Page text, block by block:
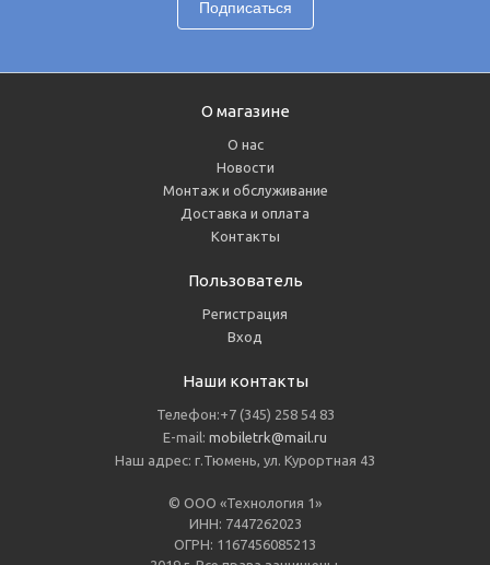
© ООО «Технология 1»
ИНН: 7447262023
ОГРН: 1167456085213
О магазине
О нас
Новости
Монтаж и обслуживание
Доставка и оплата
Контакты
Пользователь
Регистрация
Вход
Наши контакты
Телефон:+7 (345) 258 54 83
E-mail: mobiletrk@mail.ru
Наш адрес: г.Тюмень, ул. Курортная 43